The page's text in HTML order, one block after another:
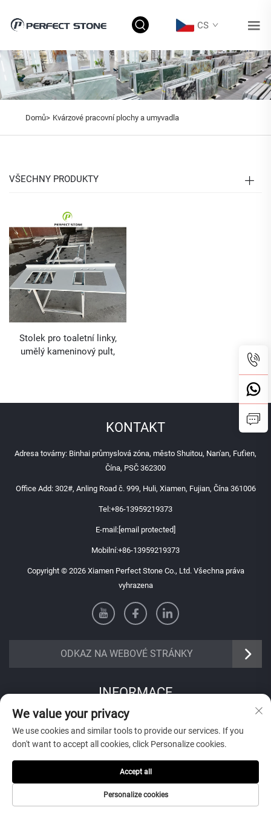
CS
Domů> Kvárzové pracovní plochy a umyvadla
VŠECHNY PRODUKTY
Stolek pro toaletní linky,
umělý kameninový pult,
KONTAKT
Adresa továrny: Binhai průmyslová zóna, město Shuitou, Nan'an, Fuťien,
Čína, PSČ 362300
Office Add: 302#, Anling Road č. 999, Huli, Xiamen, Fujian, Čína 361006
Tel:+86-13959219373
E-mail: [email protected]
Mobilní:+86-13959219373
Copyright © 2026 Xiamen Perfect Stone Co., Ltd. Všechna práva
vyhrazena
ODKAZ NA WEBOVÉ STRÁNKY
INFORMACE
Přihlaste se k odběru našeho týdenního newsletteru
Odeslat
We value your privacy
We use cookies and similar tools to provide our services. If you
don't want to accept all cookies, click Personalize cookies.
Personalize cookies
Accept all